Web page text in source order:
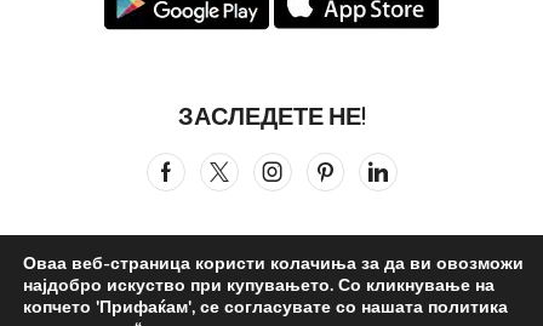
ЗАСЛЕДЕТЕ НЕ!
Сите права се задржани © 2026Бистра Вода. ©reated by –
Оваа веб-страница користи колачиња за да ви овозможи
најдобро искуство при купувањето. Со кликнување на
копчето 'Прифаќам', се согласувате со нашата политика